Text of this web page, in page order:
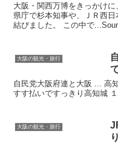
大阪・関西万博をきっかけに
県庁で杉本知事や、ＪＲ西
結びました。 この中で
大阪の観光・旅行
自民党大阪府連と大阪 ... 高
すす払いですっきり高知城
大阪の観光・旅行